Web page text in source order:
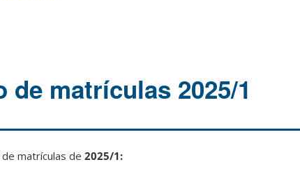
de matrículas 2025/1
matrículas de 2025/1: